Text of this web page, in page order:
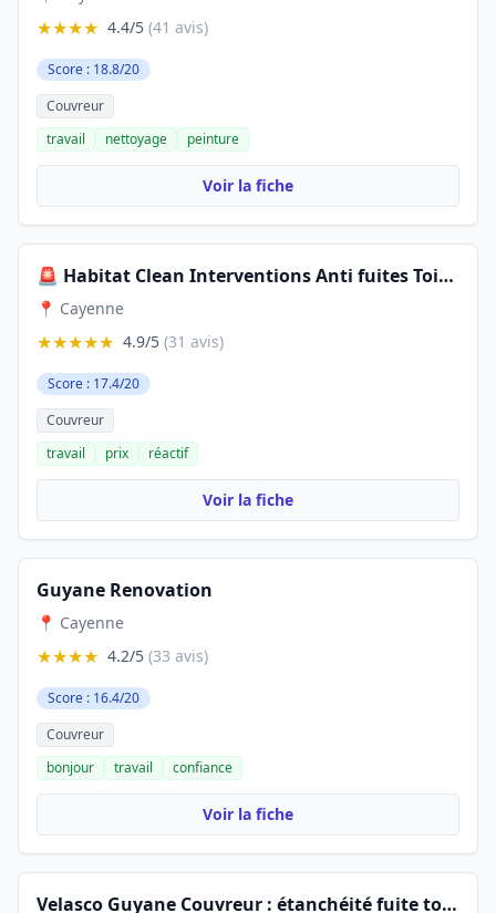
★★★★ 4.4/5 (41 avis)
Score : 18.8/20
Couvreur
travail
nettoyage peinture
Voir la fiche
🚨 Habitat Clean Interventions Anti fuites Toiture - Entreprise de Toiture en Guyane | Réparation Toiture 24/24
📍 Cayenne
★★★★★ 4.9/5 (31 avis)
Score : 17.4/20
Couvreur
travail
prix réactif
Voir la fiche
Guyane Renovation
📍 Cayenne
★★★★ 4.2/5 (33 avis)
Score : 16.4/20
Couvreur
bonjour
travail confiance
Voir la fiche
Velasco Guyane Couvreur : étanchéité fuite toiture, recherche de fuite et réparation toiture humidité murs